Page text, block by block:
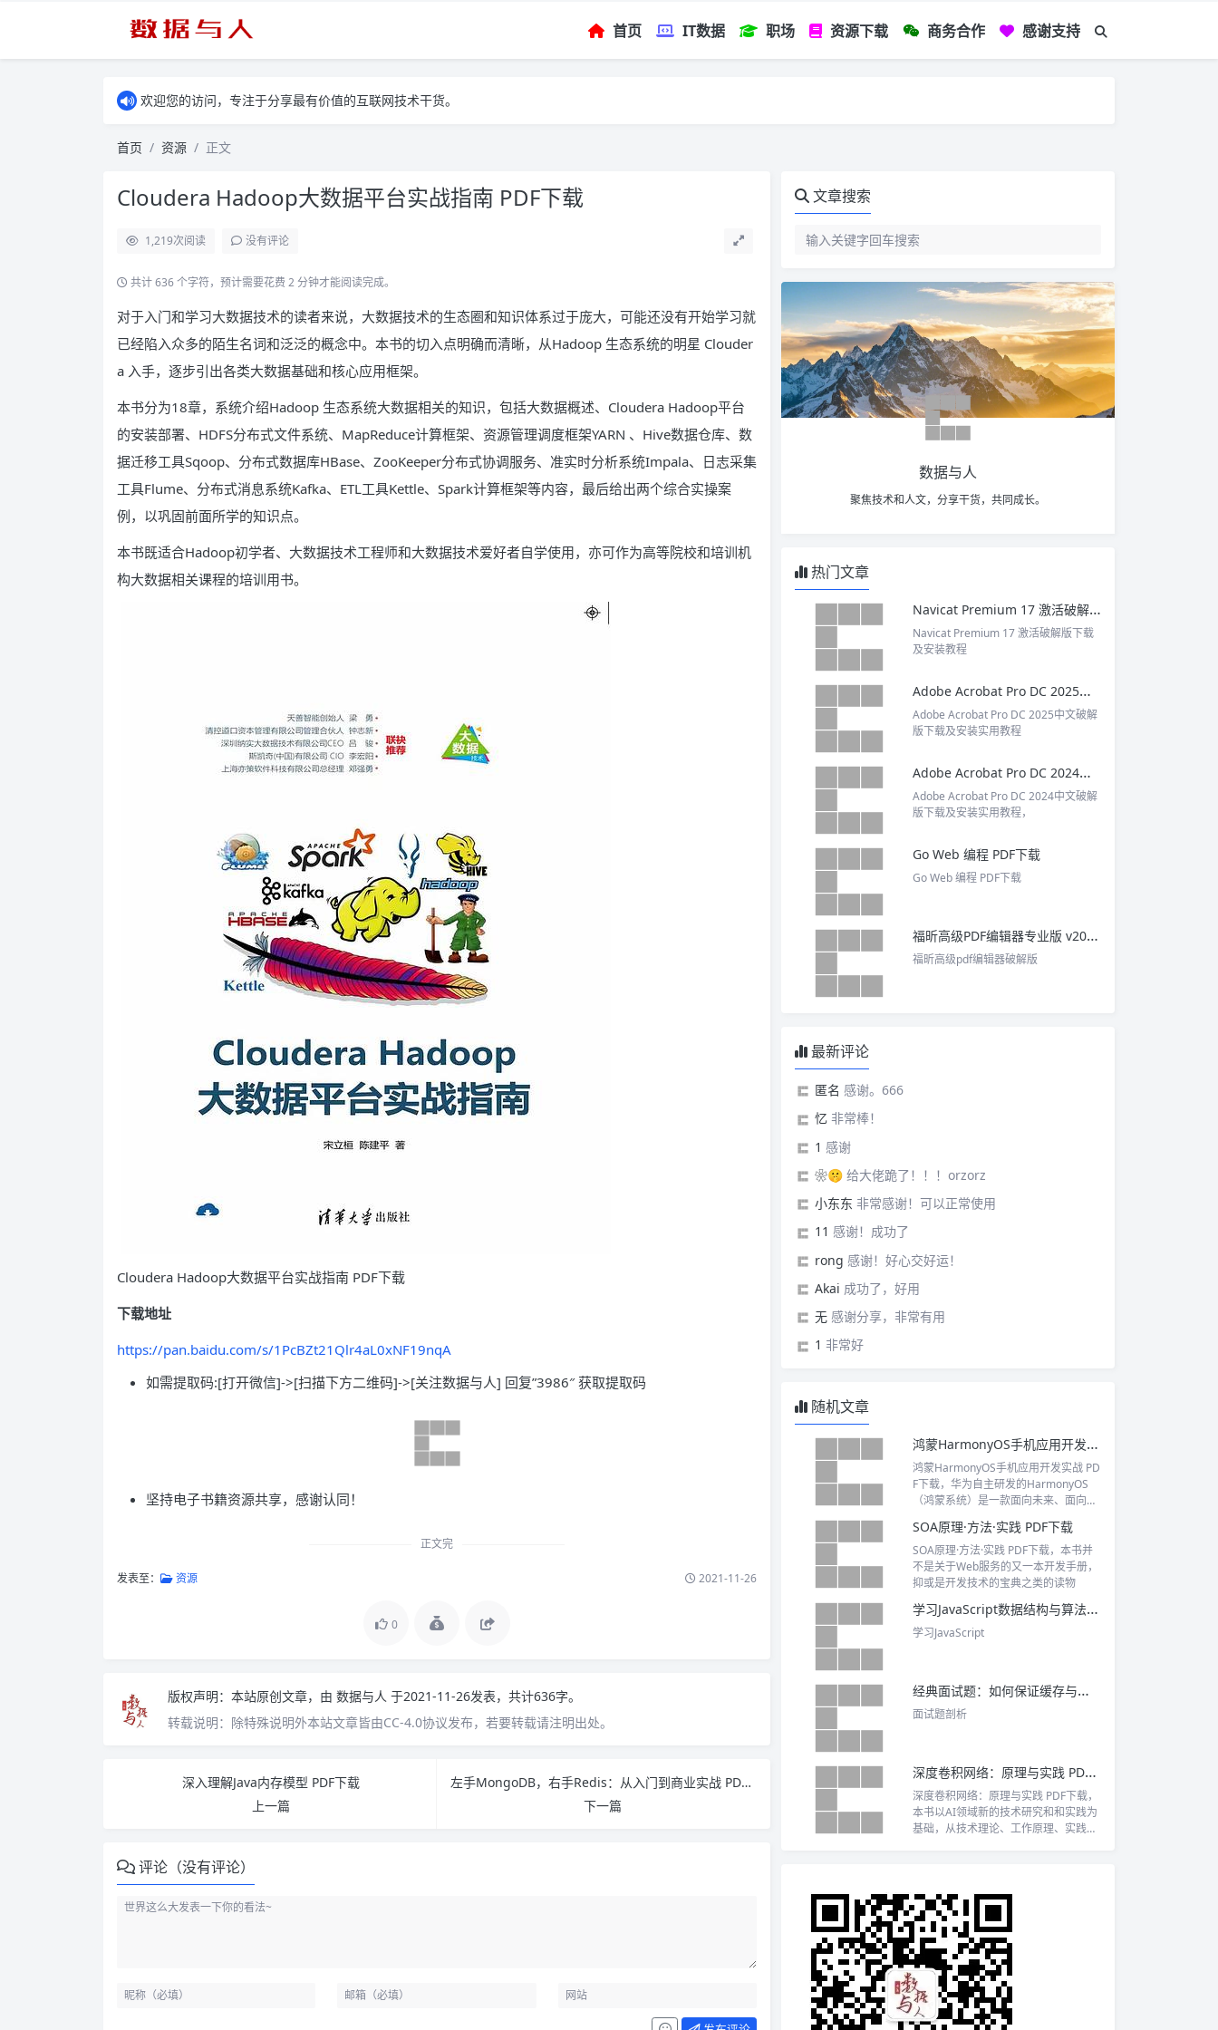
首页 IT数据 职场 资源下载 商务合作 感谢支持
欢迎您的访问，专注于分享最有价值的互联网技术干货。
首页 资源 正文
Cloudera Hadoop大数据平台实战指南 PDF下载
1,219次阅读 没有评论
共计 636 个字符，预计需要花费 2 分钟才能阅读完成。
对于入门和学习大数据技术的读者来说，大数据技术的生态圈和知识体系过于庞大，可能还没有开始学习就
已经陷入众多的陌生名词和泛泛的概念中。本书的切入点明确而清晰，从Hadoop 生态系统的明星 Clouder
a 入手，逐步引出各类大数据基础和核心应用框架。
本书分为18章，系统介绍Hadoop 生态系统大数据相关的知识，包括大数据概述、Cloudera Hadoop平台
的安装部署、HDFS分布式文件系统、MapReduce计算框架、资源管理调度框架YARN 、Hive数据仓库、数
据迁移工具Sqoop、分布式数据库HBase、ZooKeeper分布式协调服务、准实时分析系统Impala、日志采集
工具Flume、分布式消息系统Kafka、ETL工具Kettle、Spark计算框架等内容，最后给出两个综合实操案
例，以巩固前面所学的知识点。
本书既适合Hadoop初学者、大数据技术工程师和大数据技术爱好者自学使用，亦可作为高等院校和培训机
构大数据相关课程的培训用书。
Cloudera Hadoop大数据平台实战指南 PDF下载
下载地址
https://pan.baidu.com/s/1PcBZt21Qlr4aL0xNF19nqA
如需提取码:[打开微信]->[扫描下方二维码]->[关注数据与人] 回复”3986″ 获取提取码
坚持电子书籍资源共享，感谢认同！
正文完
发表至： 资源 2021-11-26
0
版权声明： 本站原创文章，由 数据与人 于2021-11-26发表，共计636字。
转载说明： 除特殊说明外本站文章皆由CC-4.0协议发布，若要转载请注明出处。
深入理解Java内存模型 PDF下载
上一篇
左手MongoDB，右手Redis：从入门到商业实战 PDF下载
下一篇
评论（没有评论）
文章搜索
数据与人
聚焦技术和人文，分享干货，共同成长。
热门文章
Navicat Premium 17 激活破解版下载及安装教程
Navicat Premium 17 激活破解版下载
及安装教程
Adobe Acrobat Pro DC 2025中文破解版下载及安装实用教程
Adobe Acrobat Pro DC 2025中文破解
版下载及安装实用教程
Adobe Acrobat Pro DC 2024中文破解版下载及安装实用教程
Adobe Acrobat Pro DC 2024中文破解
版下载及安装实用教程，
Go Web 编程 PDF下载
Go Web 编程 PDF下载
福昕高级PDF编辑器专业版 v2025 中文激活版
福昕高级pdf编辑器破解版
最新评论
匿名 感谢。666
忆 非常棒！
1 感谢
❀🤫 给大佬跪了！！！orzorz
小东东 非常感谢！可以正常使用
11 感谢！成功了
rong 感谢！好心交好运！
Akai 成功了，好用
无 感谢分享，非常有用
1 非常好
随机文章
鸿蒙HarmonyOS手机应用开发实战 PDF下载
鸿蒙HarmonyOS手机应用开发实战 PD
F下载，华为自主研发的HarmonyOS
（鸿蒙系统）是一款面向未来、面向全
信、媒体娱乐等）的分布式操作系统。
借助HarmonyOS全场景分布式系统和
设备生态定义全新的硬件、交互和服务
体验。
SOA原理·方法·实践 PDF下载
SOA原理·方法·实践 PDF下载，本书并
不是关于Web服务的又一本开发手册，
抑或是开发技术的宝典之类的读物
学习JavaScript数据结构与算法pdf下载
学习JavaScript
经典面试题：如何保证缓存与数据库的双写一致性？
面试题剖析
深度卷积网络：原理与实践 PDF下载
深度卷积网络：原理与实践 PDF下载，
本书以AI领域新的技术研究和和实践为
基础，从技术理论、工作原理、实践方